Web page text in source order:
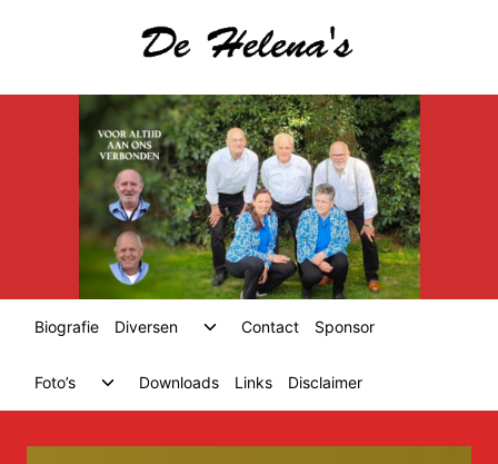
Biografie Diversen
ToggleContact Sponsor
Foto’s
ToggleDownloads Links Disclaimer